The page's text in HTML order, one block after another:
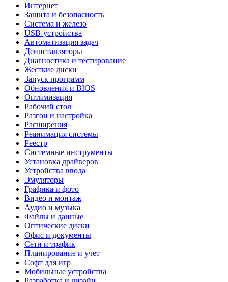
Интернет
Защита и безопасность
Система и железо
USB-устройства
Автоматизация задач
Деинсталляторы
Диагностика и тестирование
Жесткие диски
Запуск программ
Обновления и BIOS
Оптимизация
Рабочий стол
Разгон и настройка
Расширения
Реанимация системы
Реестр
Системные инструменты
Установка драйверов
Устройства ввода
Эмуляторы
Графика и фото
Видео и монтаж
Аудио и музыка
Файлы и данные
Оптические диски
Офис и документы
Сети и трафик
Планирование и учет
Софт для игр
Мобильные устройства